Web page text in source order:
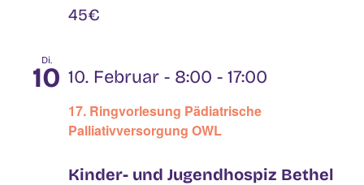
45€
Di.
10
17. Ringvorlesung Pädiatrische
Palliativversorgung OWL
10. Februar - 8:00 - 17:00
Kinder- und Jugendhospiz Bethel